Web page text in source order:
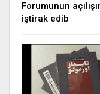
Forumunun
iştirak edib